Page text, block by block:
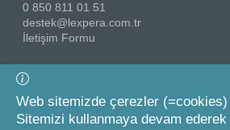
0 850 811 01 51
destek@lexpera.com.tr
İletişim Formu
Bizi Takip Edin
Web sitemizde çerezler (=cookies)
Sitemizi kullanmaya devam